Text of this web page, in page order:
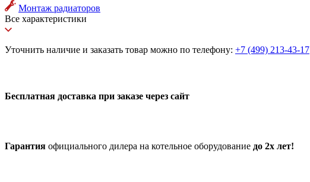
Монтаж радиаторов
Все характеристики
Уточнить наличие и заказать товар можно по телефону: +7 (499) 213-43-17
Бесплатная доставка при заказе через сайт
Гарантия официального дилера на котельное оборудование до 2х лет!